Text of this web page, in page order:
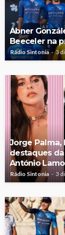
Abner
Beeceler na
Rádio Sintonia 3
Jorge Palma,
destaques
António
Rádio Sintonia 3